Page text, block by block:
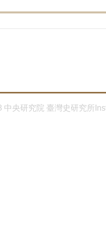
中央研究院 臺灣史研究所